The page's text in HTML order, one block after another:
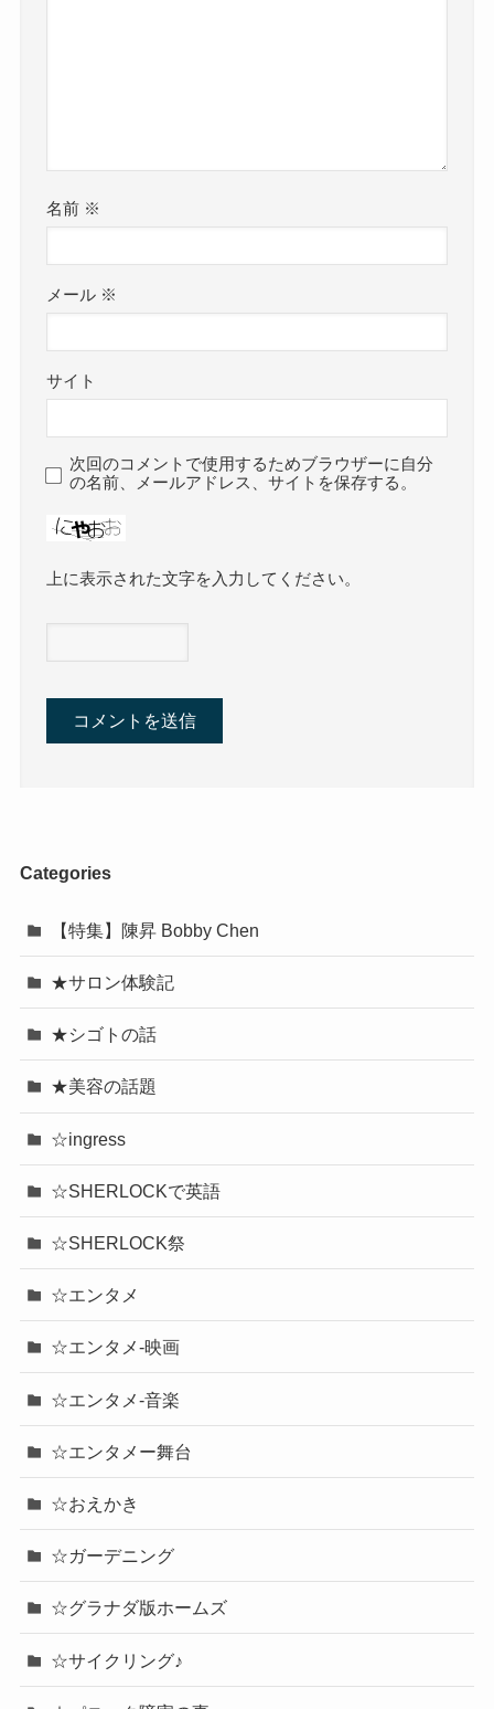
名前 ※
メール ※
サイト
次回のコメントで使用するためブラウザーに自分
の名前、メールアドレス、サイトを保存する。
上に表示された文字を入力してください。
Categories
【特集】陳昇 Bobby Chen
★サロン体験記
★シゴトの話
★美容の話題
☆ingress
☆SHERLOCKで英語
☆SHERLOCK祭
☆エンタメ
☆エンタメ-映画
☆エンタメ-音楽
☆エンタメー舞台
☆おえかき
☆ガーデニング
☆グラナダ版ホームズ
☆サイクリング♪